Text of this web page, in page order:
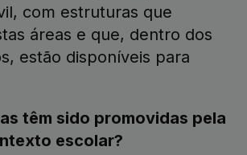
com estruturas que
áreas e que, dentro dos
estão disponíveis para
têm sido promovidas pela
escolar?